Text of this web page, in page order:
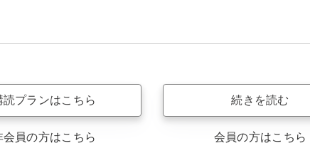
読プランはこちら
会員の方はこちら
続きを読む
会員の方はこちら